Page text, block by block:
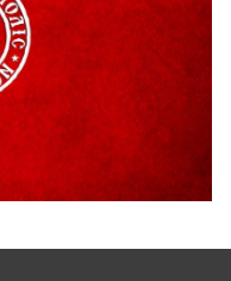
οδού Περιβόλι –
ΠΡΩΤΕΑ
Ταξιάρχη προς κ.